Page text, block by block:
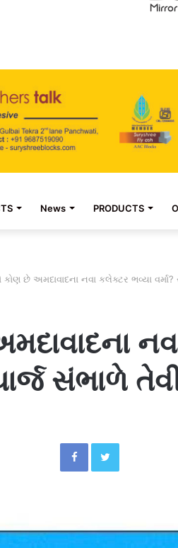
News PRODUCTS
કોણ છે અમદાવાદના નવા કલેક્ટર ભવ્યા
સંભાળે
FacebookTwitter